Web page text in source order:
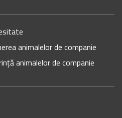
animalelor de companie
animalelor de companie